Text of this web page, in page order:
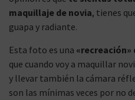
maquillaje de novia, tienes
guapa y radiante.
Esta foto es una «recreación»
que cuando voy a maquillar
y llevar también la cámara
son las mínimas veces por no